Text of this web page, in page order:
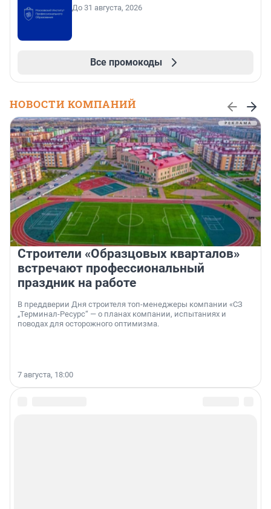
До 31 августа, 2026
Все промокоды
НОВОСТИ КОМПАНИЙ
Строители «Образцовых кварталов»
встречают профессиональный
праздник на работе
В преддверии Дня строителя топ-менеджеры компании «СЗ
„Терминал-Ресурс“ — о планах компании, испытаниях и
поводах для осторожного оптимизма.
7 августа, 18:00